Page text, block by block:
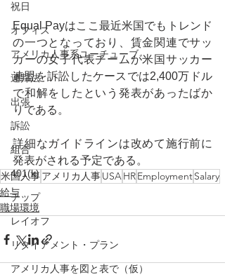
祝日
オフィス
アメリカ人事系ユーチューブ
連邦法
出張
訴訟
組合
401(k)
チップ
レイオフ
リタイアメント・プラン
アメリカ人事を図と表で（仮）
Equal Payはここ最近米国でもトレンド
の一つとなっており、賃金関連でサッ
カーの女子代表チームが米国サッカー
連盟を訴訟したケースでは2,400万ドル
で和解をしたという発表があったばか
りである。
詳細なガイドラインは改めて施行前に
発表がされる予定である。
米国人事アメリカ人事USAHREmploymentSalary
給与
職場環境